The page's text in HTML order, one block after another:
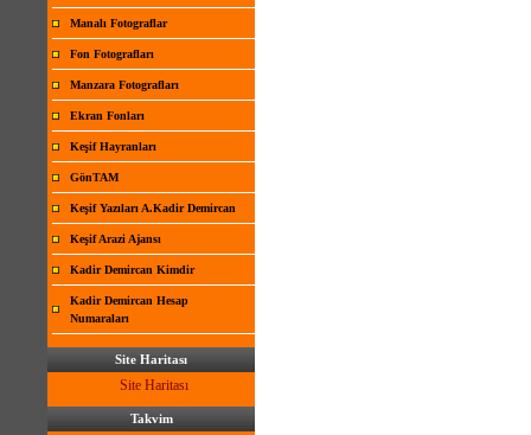
Manalı Fotograflar
Fon Fotografları
Manzara Fotografları
Ekran Fonları
Keşif Hayranları
GönTAM
Keşif Yazıları A.Kadir Demircan
Keşif Arazi Ajansı
Kadir Demircan Kimdir
Kadir Demircan Hesap
Numaraları
Site Haritası
Site Haritası
Takvim